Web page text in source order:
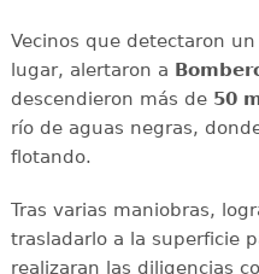
Vecinos que detectaron
lugar, alertaron a
descendieron más de 50
río de aguas negras,
flotando.
Tras varias maniobras,
trasladarlo a la superficie
realizaran las diligencias